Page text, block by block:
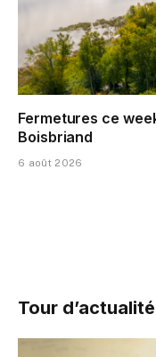
Fermetures ce
Boisbriand
6 août 2026
Tour d’actualité